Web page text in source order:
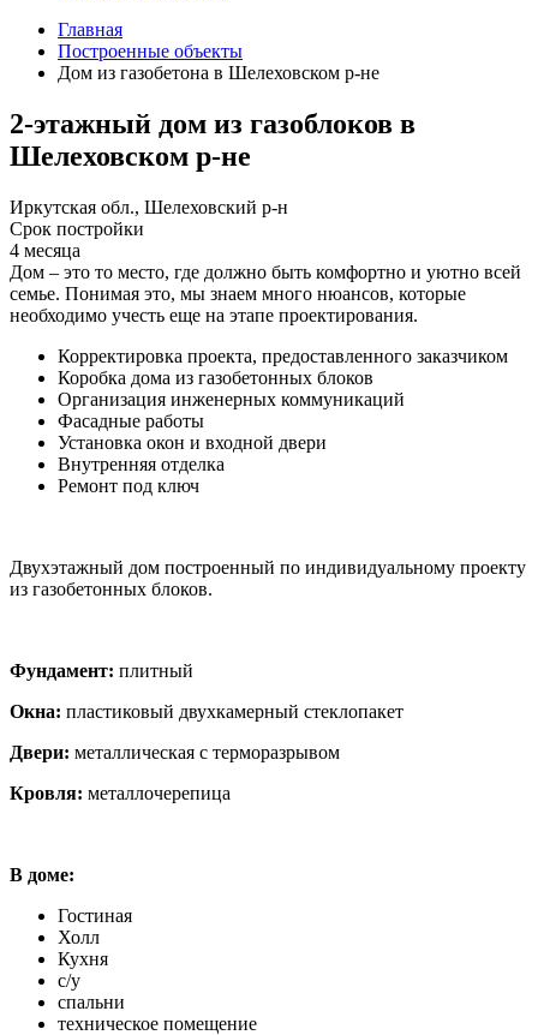
Главная
Построенные объекты
Дом из газобетона в Шелеховском р-не
2-этажный дом из газоблоков в
Шелеховском р-не
Иркутская обл., Шелеховский р-н
Срок постройки
4 месяца
Дом – это то место, где должно быть комфортно и уютно всей
семье. Понимая это, мы знаем много нюансов, которые
необходимо учесть еще на этапе проектирования.
Корректировка проекта, предоставленного заказчиком
Коробка дома из газобетонных блоков
Организация инженерных коммуникаций
Фасадные работы
Установка окон и входной двери
Внутренняя отделка
Ремонт под ключ
Двухэтажный дом построенный по индивидуальному проекту
из газобетонных блоков.
Фундамент: плитный
Окна: пластиковый двухкамерный стеклопакет
Двери: металлическая с терморазрывом
Кровля: металлочерепица
В доме:
Гостиная
Холл
Кухня
с/у
спальни
техническое помещение